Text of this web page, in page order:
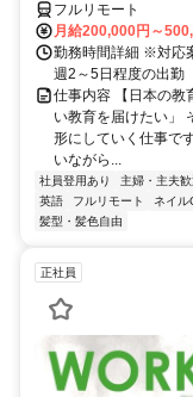
フルリモート
月給200,000円～
勤務時間詳細 ※対応
週2～5日程度の出勤
仕事内容 【日本の教
い教育を届けたい」
形にしていく仕事で
いながら...
社員登用あり 主婦・主夫歓
英語
フルリモート ネイル
髪型・髪色自由
正社員